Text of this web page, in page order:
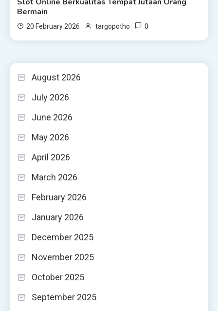
Bermain
20 February 2026 targopotho 0
August 2026
July 2026
June 2026
May 2026
April 2026
March 2026
February 2026
January 2026
December 2025
November 2025
October 2025
September 2025